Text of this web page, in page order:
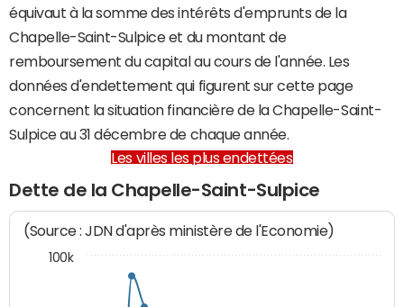
équivaut à la somme des intérêts d'emprunts de la
Chapelle-Saint-Sulpice et du montant de
remboursement du capital au cours de l'année. Les
données d'endettement qui figurent sur cette page
concernent la situation financière de la Chapelle-Saint-
Sulpice au 31 décembre de chaque année.
Les villes les plus endettées
Dette de la Chapelle-Saint-Sulpice
(Source : JDN d'après ministère de l'Economie)
100k